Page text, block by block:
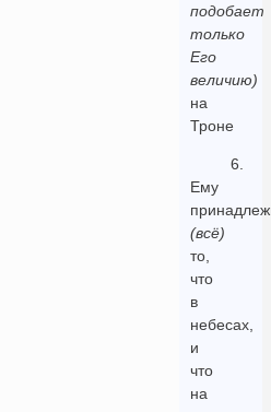
подобает
только
Его
величию)
на
Троне
6.
Ему
(всё)
то,
что
в
небесах,
и
что
на